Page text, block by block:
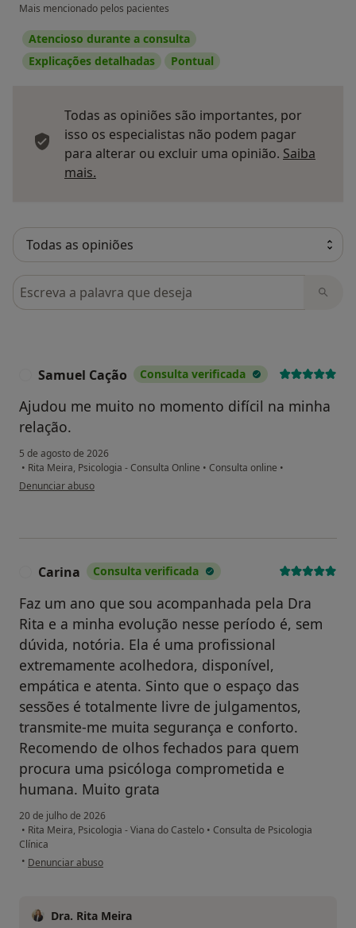
Mais mencionado pelos pacientes
Atencioso durante a consulta
Explicações detalhadas
Pontual
Todas as opiniões são importantes, por
isso os especialistas não podem pagar
para alterar ou excluir uma opinião. Saiba
mais.
Pesquisar em opiniões
Samuel Cação Consulta verificada
Ajudou me muito no momento difícil na minha
relação.
5 de agosto de 2026
• Rita Meira, Psicologia - Consulta Online • Consulta online •
na opinião do utilizador Samuel Cação
Denunciar abuso
Carina Consulta verificada
Faz um ano que sou acompanhada pela Dra
Rita e a minha evolução nesse período é, sem
dúvida, notória. Ela é uma profissional
extremamente acolhedora, disponível,
empática e atenta. Sinto que o espaço das
sessões é totalmente livre de julgamentos,
transmite-me muita segurança e conforto.
Recomendo de olhos fechados para quem
procura uma psicóloga comprometida e
humana. Muito grata
20 de julho de 2026
• Rita Meira, Psicologia - Viana do Castelo • Consulta de Psicologia
Clínica
• na opinião do utilizador Carina
Denunciar abuso
Dra. Rita Meira